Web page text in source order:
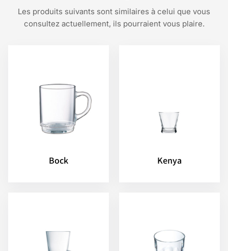
Les produits suivants sont similaires à celui que vous
consultez actuellement, ils pourraient vous plaire.
Bock Kenya